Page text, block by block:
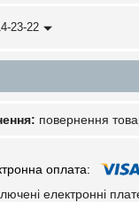
23-22
повернення
електронні